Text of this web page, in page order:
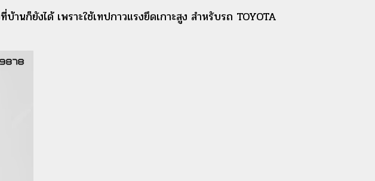
นก็ยังได้ เพราะใช้เทปกาวแรงยึดเกาะสูง สำหรับรถ TOYOTA